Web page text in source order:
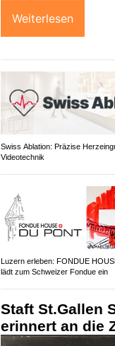
Weiterlesen
Swiss Ablation: Präzise
Videotechnik
Luzern erleben: FONDUE
lädt zum Schweizer Fondue ein
Staft St.Gallen
erinnert an die